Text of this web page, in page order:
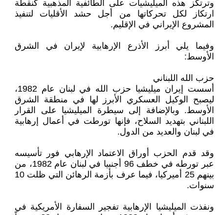
وترتكز هذه الميليشيات على الطائفية المذهبية كنقطة
ارتكاز لكل تحركاتها من أجل حشد الأقليات لتنفيذ
المشروع الإيراني في الإقليم.
وفيما يلي أبرز الأذرع الإرهابية لإيران في الشرق
الأوسط:
حزب الله اللبناني
أسست إيران ميليشيا حزب الله في لبنان عام 1982،
ليصبح الوكيل العسكري الأبرز لها في منطقة الشرق
الأوسط. وبالإضافة إلى سيطرة الميليشيا على القرار
اللبناني بتهديد السلاح، فإنها تورطت في أعمال إرهابية
في لبنان والعديد من الدول.
وقد قدم الحزب أوراق الاعتماد الإرهابي فور تأسيسه
عبر تورطه في خطف 96 أجنبيا في لبنان عام 1982، من
بينهم 25 أميركيا، فيما عرف بأزمة الرهائن التي ظلت 10
سنوات.
ونفذت الميليشيا الإرهابية تفجير السفارة الأمريكية في